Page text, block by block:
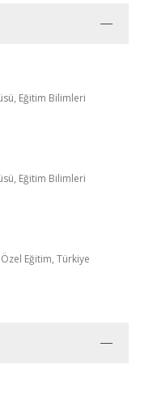
Eğitim Bilimleri
Eğitim Bilimleri
Eğitim, Türkiye